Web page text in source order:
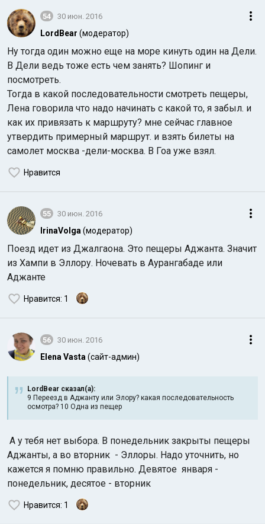
54 30 июн. 2016
LordBear (модератор)
Ну тогда один можно еще на море кинуть один на Дели.
В Дели ведь тоже есть чем занять? Шопинг и
посмотреть.
Тогда в какой последовательности смотреть пещеры,
Лена говорила что надо начинать с какой то, я забыл. и
как их привязать к маршруту? мне сейчас главное
утвердить примерный маршрут. и взять билеты на
самолет москва -дели-москва. В Гоа уже взял.
Нравится
55 30 июн. 2016
IrinaVolga (модератор)
Поезд идет из Джалгаона. Это пещеры Аджанта. Значит
из Хампи в Эллору. Ночевать в Аурангабаде или
Аджанте
Нравится: 1
56 30 июн. 2016
Elena Vasta (сайт-админ)
LordBear сказал(а):
9 Переезд в Аджанту или Элору? какая последовательность
осмотра? 10 Одна из пещер
А у тебя нет выбора. В понедельник закрыты пещеры
Аджанты, а во вторник - Эллоры. Надо уточнить, но
кажется я помню правильно. Девятое января -
понедельник, десятое - вторник
Нравится: 1